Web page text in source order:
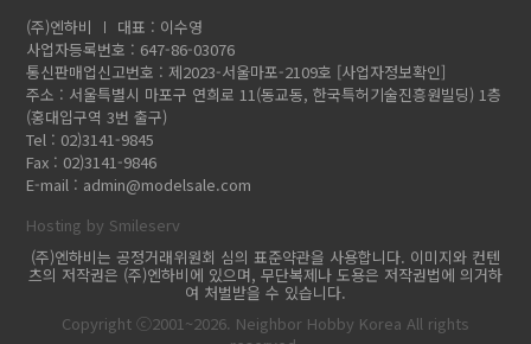
(주)엔하비
대표 : 이수영
사업자등록번호 : 647-86-03076
통신판매업신고번호 : 제2023-서울마포-2109호 [사업자정보확인]
주소 : 서울특별시 마포구 연희로 11(동교동, 한국특허기술진흥원빌딩) 1층
(홍대입구역 3번 출구)
Tel : 02)3141-9845
Fax : 02)3141-9846
E-mail : admin@modelsale.com
Hosting by Smileserv
(주)엔하비는 공정거래위원회 심의 표준약관을 사용합니다. 이미지와 컨텐
츠의 저작권은 (주)엔하비에 있으며, 무단복제나 도용은 저작권법에 의거하
여 처벌받을 수 있습니다.
Copyright ⓒ2001~2026. Neighbor Hobby Korea All rights